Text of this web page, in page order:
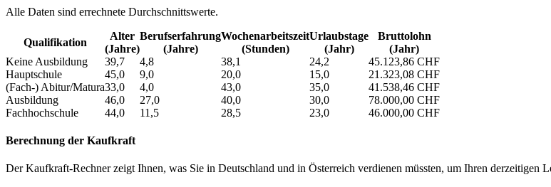
Alle Daten sind errechnete Durchschnittswerte.
Qualifikation
Alter
(Jahre)
Berufs­erfahrung
(Jahre)
Wochen­arbeitszeit
(Stunden)
Urlaubs­tage
(Jahr)
Bruttolohn
(Jahr)
Keine Ausbildung
39,7 4,8 38,1 24,2
45.123,86 CHF
Hauptschule
45,0 9,0 20,0 15,0
21.323,08 CHF
(Fach-) Abitur/Matura33,0 4,0 43,0 35,0
41.538,46 CHF
Ausbildung
46,0 27,0 40,0 30,0
78.000,00 CHF
Fachhochschule
44,0 11,5 28,5 23,0 46.000,00 CHF
Berechnung der Kaufkraft
Der Kaufkraft-Rechner zeigt Ihnen, was Sie in Deutschland und in Österreich verdienen müssten, um Ihren derzeitigen